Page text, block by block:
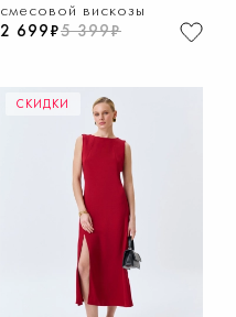
смесовой вискозы
2 699₽5 399₽
СКИДКИ